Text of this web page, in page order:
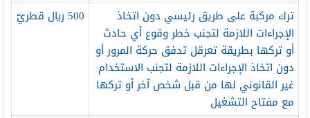
ترك مركبة على طريق رئيسي دون اتخاذ
الإجراءات اللازمة لتجنب خطر وقوع أي حادث
أو تركها بطريقة تعرقل تدفق حركة المرور أو
دون اتخاذ الإجراءات اللازمة لتجنب الاستخدام
غير القانوني لها من قبل شخص آخر أو تركها
مع مفتاح التشغيل
500 ريال قطريّ